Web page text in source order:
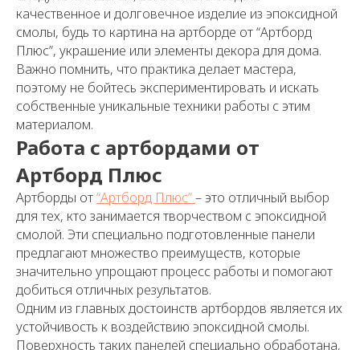
качественное и долговечное изделие из эпоксидной
смолы, будь то картина на артборде от “Артборд
Плюс”, украшение или элементы декора для дома.
Важно помнить, что практика делает мастера,
поэтому не бойтесь экспериментировать и искать
собственные уникальные техники работы с этим
материалом.
Работа с артбордами от
Артборд Плюс
Артборды от“Артборд Плюс”– это отличный выбор
для тех, кто занимается творчеством с эпоксидной
смолой. Эти специально подготовленные панели
предлагают множество преимуществ, которые
значительно упрощают процесс работы и помогают
добиться отличных результатов.
Одним из главных достоинств артбордов является их
устойчивость к воздействию эпоксидной смолы.
Поверхность таких панелей специально обработана,